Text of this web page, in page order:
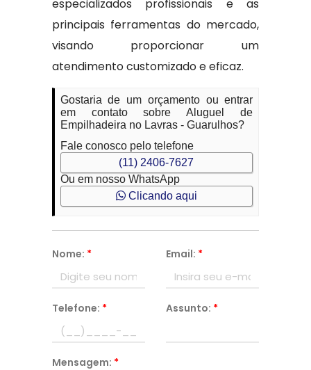
especializados profissionais e as
principais ferramentas do mercado,
visando proporcionar um
atendimento customizado e eficaz.
Gostaria de um orçamento ou entrar
em contato sobre Aluguel de
Empilhadeira no Lavras - Guarulhos?
Fale conosco pelo telefone
(11) 2406-7627
Ou em nosso WhatsApp
Clicando aqui
Nome: * Email: *
Telefone: * Assunto: *
Mensagem: *